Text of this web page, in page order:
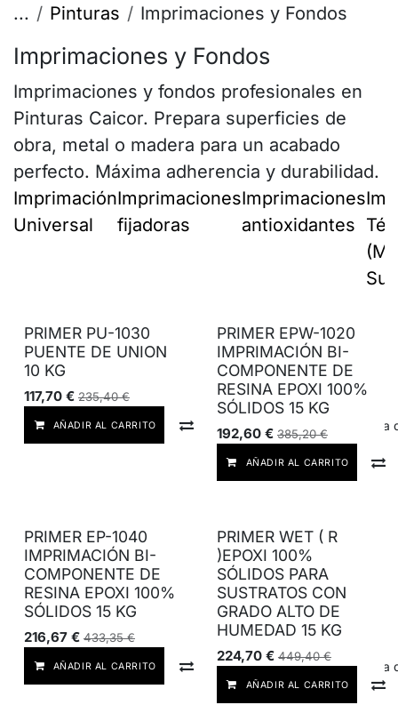
... Pinturas Imprimaciones y Fondos
Imprimaciones y Fondos
Imprimaciones y fondos profesionales en
Pinturas Caicor. Prepara superficies de
obra, metal o madera para un acabado
perfecto. Máxima adherencia y durabilidad.
Imprimación
Universal
Imprimaciones
fijadoras
Imprimaciones
antioxidantes
PRIMER PU-1030
PUENTE DE UNION
10 KG
117,70 € 235,40€
AÑADIR AL CARRITO Comparar Añadir a lista
PRIMER EPW-1020
IMPRIMACIÓN BI-
COMPONENTE DE
RESINA EPOXI 100%
SÓLIDOS 15 KG
192,60€ 385,20€
AÑADIR AL CARRITO
PRIMER EP-1040
IMPRIMACIÓN BI-
COMPONENTE DE
RESINA EPOXI 100%
SÓLIDOS 15 KG
216,67 € 433,35€
AÑADIR AL CARRITO Comparar Añadir a lista
PRIMER WET ( R
)EPOXI 100%
SÓLIDOS PARA
SUSTRATOS CON
GRADO ALTO DE
HUMEDAD 15 KG
224,70€ 449,40€
AÑADIR AL CARRITO